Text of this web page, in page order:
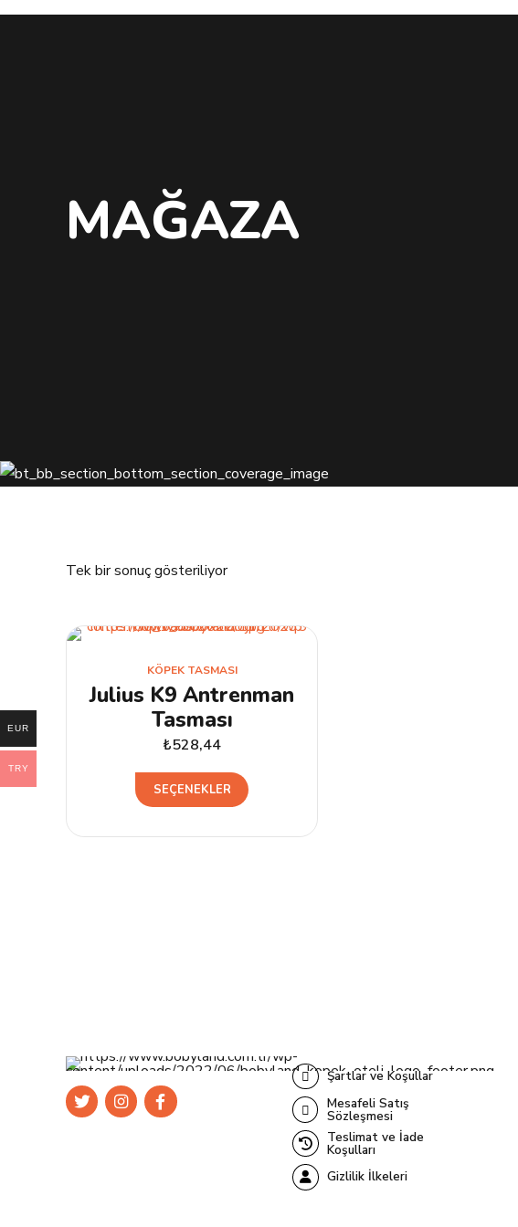
MAĞAZA
Tek bir sonuç gösteriliyor
KÖPEK TASMASI
Julius K9 Antrenman
Tasması
₺528,44
SEÇENEKLER
Bu
birden
Şartlar ve Koşullar
Mesafeli Satış
Sözleşmesi
Teslimat ve İade
Koşulları
Gizlilik İlkeleri
EUR
TRY